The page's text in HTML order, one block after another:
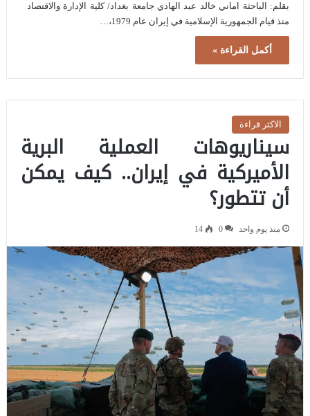
بقلم: الباحثة اماني خالد عبد الهادي جامعة بغداد/ كلية الإدارة والاقتصاد
منذ قيام الجمهورية الإسلامية في إيران عام 1979،…
أكمل القراءة »
الاكثر قراءة
سيناريوهات العملية البرية
الأميركية في إيران.. كيف يمكن
أن تتطور؟
منذ يوم واحد 0
14